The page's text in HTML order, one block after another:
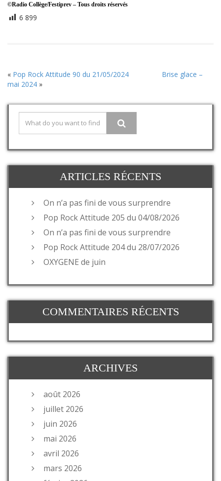
©Radio Collège/Festiprev – Tous droits réservés
6 899
« Pop Rock Attitude 90 du 21/05/2024
Brise glace –
mai 2024 »
ARTICLES RÉCENTS
On n’a pas fini de vous surprendre
Pop Rock Attitude 205 du 04/08/2026
On n’a pas fini de vous surprendre
Pop Rock Attitude 204 du 28/07/2026
OXYGENE de juin
COMMENTAIRES RÉCENTS
ARCHIVES
août 2026
juillet 2026
juin 2026
mai 2026
avril 2026
mars 2026